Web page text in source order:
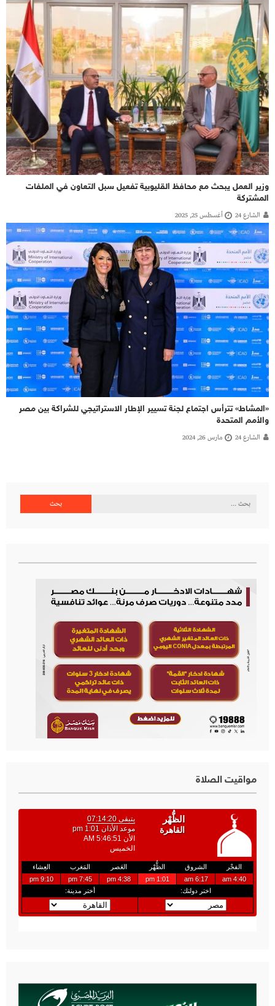
وزير العمل يبحث مع محافظ القليوبية تفعيل سبل التعاون في الملفات
المشتركة
الشارع 24 أغسطس 25, 2025
«المشاط» تترأس اجتماع لجنة تسيير الإطار الاستراتيجي للشراكة بين مصر
والأمم المتحدة
الشارع 24 مارس 26, 2024
البحث
مواقيت الصلاة